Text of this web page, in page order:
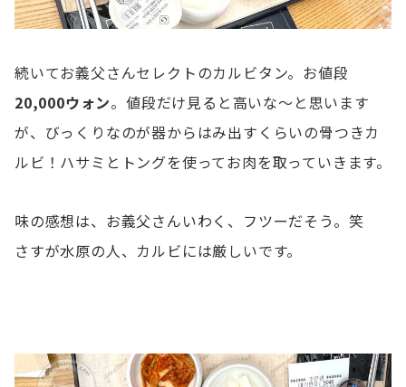
続いてお義父さんセレクトのカルビタン。お値段
20,000ウォン。値段だけ見ると高いな〜と思います
が、びっくりなのが器からはみ出すくらいの骨つきカ
ルビ！ハサミとトングを使ってお肉を取っていきます。
味の感想は、お義父さんいわく、フツーだそう。笑
さすが水原の人、カルビには厳しいです。